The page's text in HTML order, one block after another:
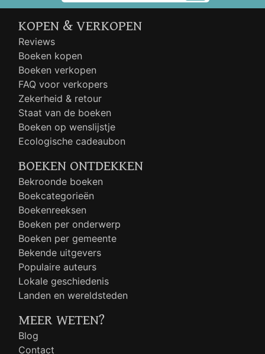
KOPEN & VERKOPEN
Reviews
Boeken kopen
Boeken verkopen
FAQ voor verkopers
Zekerheid & retour
Staat van de boeken
Boeken op wenslijstje
Ecologische cadeaubon
BOEKEN ONTDEKKEN
Bekroonde boeken
Boekcategorieën
Boekenreeksen
Boeken per onderwerp
Boeken per gemeente
Bekende uitgevers
Populaire auteurs
Lokale geschiedenis
Landen en wereldsteden
MEER WETEN?
Blog
Contact